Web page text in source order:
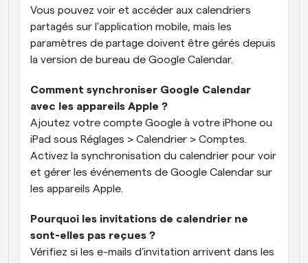
Vous pouvez voir et accéder aux calendriers
partagés sur l'application mobile, mais les
paramètres de partage doivent être gérés depuis
la version de bureau de Google Calendar.
Comment synchroniser Google Calendar
avec les appareils Apple ?
Ajoutez votre compte Google à votre iPhone ou
iPad sous Réglages > Calendrier > Comptes.
Activez la synchronisation du calendrier pour voir
et gérer les événements de Google Calendar sur
les appareils Apple.
Pourquoi les invitations de calendrier ne
sont-elles pas reçues ?
Vérifiez si les e-mails d'invitation arrivent dans les